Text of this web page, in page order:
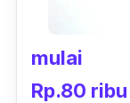
mulai
Rp.80 ribu